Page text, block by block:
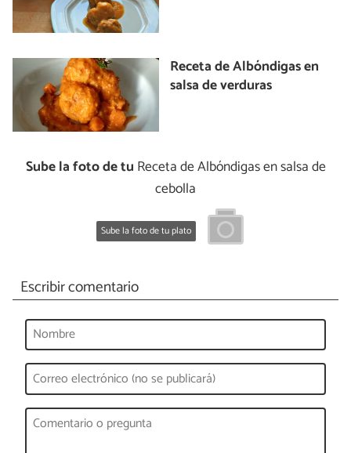
Receta de Albóndigas en
salsa de verduras
Sube la foto de tu Receta de Albóndigas en salsa de
cebolla
Sube la foto de tu plato
Escribir comentario